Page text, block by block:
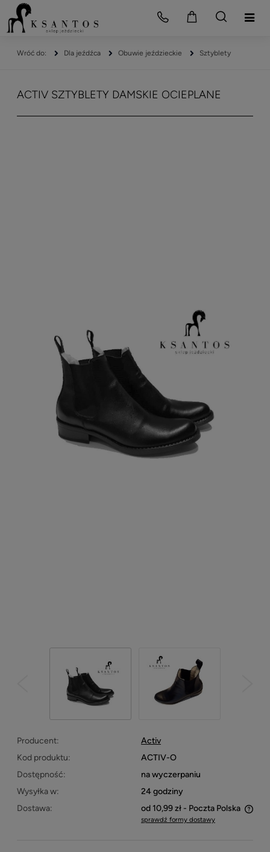
Dla jeźdźca Obuwie jeździeckie Sztyblety
ACTIV SZTYBLETY DAMSKIE OCIEPLANE
Producent:
Activ
Kod produktu:
ACTIV-O
Dostępność:
na wyczerpaniu
Wysyłka w:
24 godziny
Dostawa:
od 10,99 zł - Poczta Polska
Cena nie zawiera ewentualnych kosztów płatności
sprawdź formy dostawy